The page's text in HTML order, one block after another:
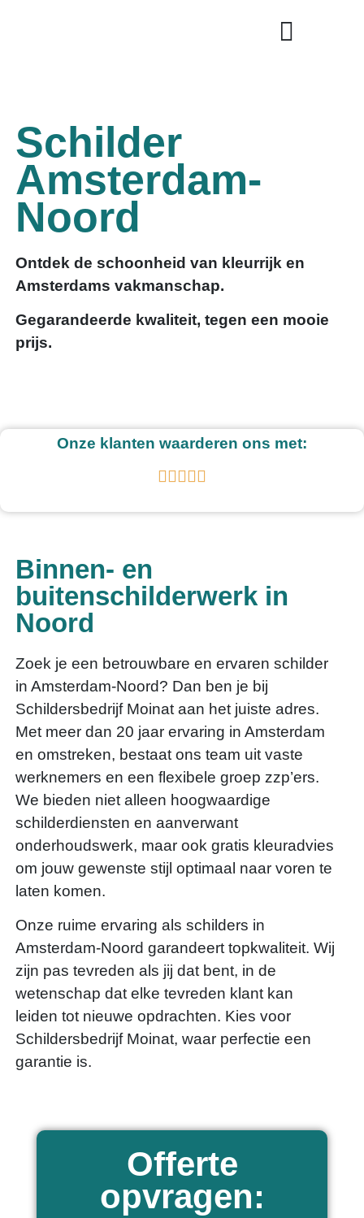
Schilder
Amsterdam-
Noord
Ontdek de schoonheid van kleurrijk en
Amsterdams vakmanschap.
Gegarandeerde kwaliteit, tegen een mooie
prijs.
Onze klanten waarderen ons met:

Binnen- en
buitenschilderwerk in
Noord
Zoek je een betrouwbare en ervaren schilder
in Amsterdam-Noord? Dan ben je bij
Schildersbedrijf Moinat aan het juiste adres.
Met meer dan 20 jaar ervaring in Amsterdam
en omstreken, bestaat ons team uit vaste
werknemers en een flexibele groep zzp’ers.
We bieden niet alleen hoogwaardige
schilderdiensten en aanverwant
onderhoudswerk, maar ook gratis kleuradvies
om jouw gewenste stijl optimaal naar voren te
laten komen.
Onze ruime ervaring als schilders in
Amsterdam-Noord garandeert topkwaliteit. Wij
zijn pas tevreden als jij dat bent, in de
wetenschap dat elke tevreden klant kan
leiden tot nieuwe opdrachten. Kies voor
Schildersbedrijf Moinat, waar perfectie een
garantie is.
Offerte
opvragen: